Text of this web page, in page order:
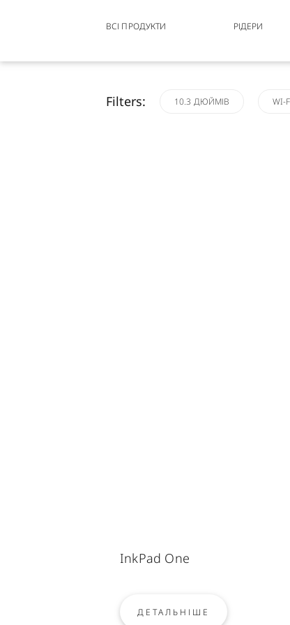
ВСІ ПРОДУКТИ РІДЕРИ
Filters: 10.3 ДЮЙМІВ WI-
InkPad One
ДЕТАЛЬНІШЕ